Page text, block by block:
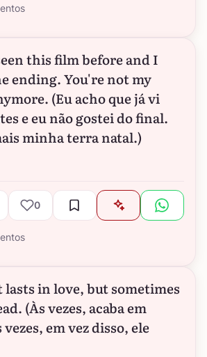
this film before and I
ending. You're not my
(Eu acho que já vi
e eu não gostei do final.
minha terra natal.)
0
lasts in love, but sometimes
(Às vezes, acaba em
em vez disso, ele